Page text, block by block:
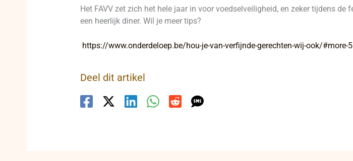
Het FAVV zet zich het hele jaar in voor voedselveiligheid, en zeker tijdens
een heerlijk diner. Wil je meer tips?
https://www.onderdeloep.be/hou-je-van-verfijnde-gerechten-wij-ook/#more-
Deel dit artikel